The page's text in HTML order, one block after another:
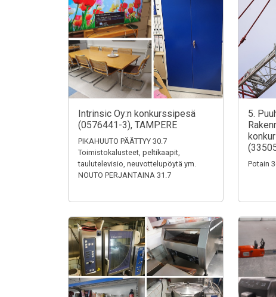
Intrinsic Oy:n konkurssipesä
(0576441-3), TAMPERE
PIKAHUUTO PÄÄTTYY 30.7
Toimistokalusteet, peltikaapit,
taulutelevisio, neuvottelupöytä ym.
NOUTO PERJANTAINA 31.7
5.
Potain